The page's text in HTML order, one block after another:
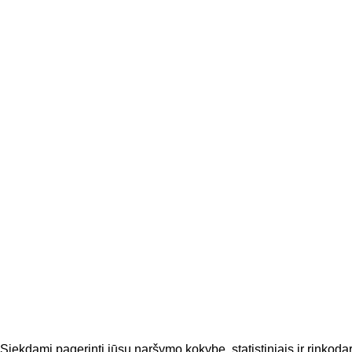
Siekdami pagerinti jūsų naršymo kokybę, statistiniais ir